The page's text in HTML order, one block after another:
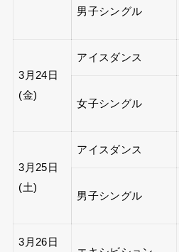
男子シングル
3月24日
(金)
アイスダンス
女子シングル
3月25日
(土)
アイスダンス
男子シングル
3月26日